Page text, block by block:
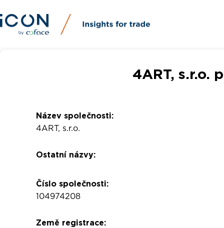
4ART, s.r.o.
Název společnosti:
4ART, s.r.o.
Ostatní názvy:
Číslo společnosti:
104974208
Země registrace: